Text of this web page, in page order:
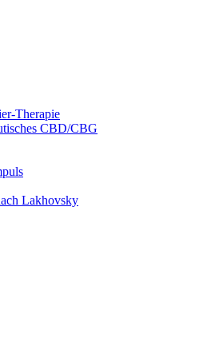
Therapie
CBD/CBG
Lakhovsky